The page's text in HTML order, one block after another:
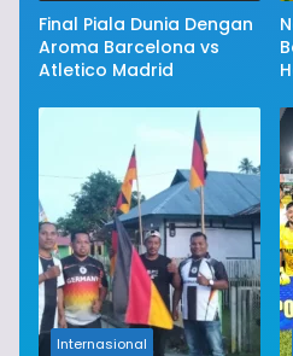
Final Piala Dunia Dengan
Aroma Barcelona vs
Atletico Madrid
Internasional